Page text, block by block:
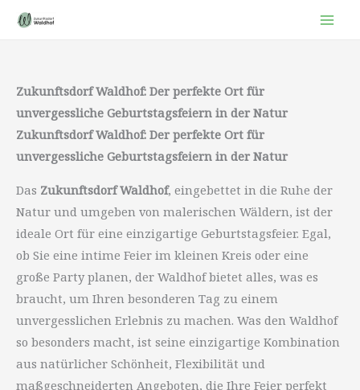
Zum
Inhalt
Zukunftsdorf Waldhof: Der perfekte Ort für
unvergessliche Geburtstagsfeiern in der Natur
Zukunftsdorf Waldhof: Der perfekte Ort für
unvergessliche Geburtstagsfeiern in der Natur
Das Zukunftsdorf Waldhof, eingebettet in die Ruhe der
Natur und umgeben von malerischen Wäldern, ist der
ideale Ort für eine einzigartige Geburtstagsfeier. Egal,
ob Sie eine intime Feier im kleinen Kreis oder eine
große Party planen, der Waldhof bietet alles, was es
braucht, um Ihren besonderen Tag zu einem
unvergesslichen Erlebnis zu machen. Was den Waldhof
so besonders macht, ist seine einzigartige Kombination
aus natürlicher Schönheit, Flexibilität und
maßgeschneiderten Angeboten, die Ihre Feier perfekt